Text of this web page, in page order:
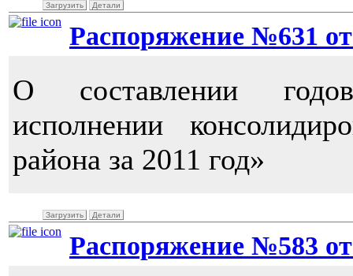
Загрузить Детали
Распоряжение №631 от
О составлении
исполнении
района за 2011 год»
Загрузить Детали
Распоряжение №583 от